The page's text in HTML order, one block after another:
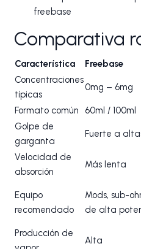
freebase
Comparativa
Característica Freebase
Concentraciones
típicas
0mg – 6mg
Formato común 60ml / 100ml
Golpe de
garganta
Fuerte a
Velocidad de
absorción
Más lenta
Equipo
recomendado
Mods, sub-
de alta
Producción de
Alta